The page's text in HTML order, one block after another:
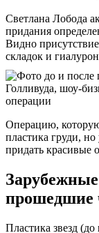
Светлана Лобода
придания
Видно
складок и
Операцию, которую
пластика груди,
придать красивые
прошедшие
Пластика звезд